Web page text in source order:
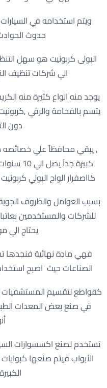
ويتم استخدامه في
حدوث
البولى كربونيت هو سهل
الي شركات تنظيف
يوجد منه انواع كثيرة منه
يتسم بالفخامة والرقي
دون
, يبقي محافظآ علي خصائصه
كبيرة
كااصفرار الواح البولي
بسبب العوامل والظروف
للشركات والمستخدمين
يحتاج الي
فهي مادة نهائية
الصناعات حيث اصبح
كقواطع لتقسيم المستشفيات
في صنع بعض المعدات
تستخدم لصنع اكسسوارات
الأبواب فيتم صنعها كبوابات